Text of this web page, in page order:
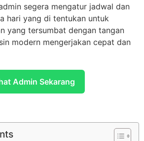
segera mengatur jadwal dan
hari yang di tentukan untuk
yang tersumbat dengan tangan
modern mengerjakan cepat dan
Admin Sekarang